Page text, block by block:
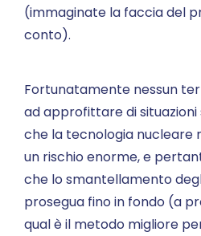
(immaginate la faccia del
conto).
Fortunatamente nessun
ad approfittare di situazioni
che la tecnologia
un rischio enorme, e
che lo smantellamento
prosegua fino in fondo (a
qual è il metodo migliore